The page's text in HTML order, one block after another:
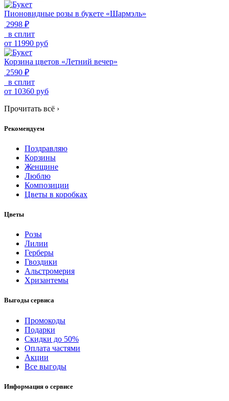
Пионовидные розы в букете «Шармэль»
2998 ₽
в сплит
от 11990 руб
Корзина цветов «Летний вечер»
2590 ₽
в сплит
от 10360 руб
Прочитать всё ›
Рекомендуем
Поздравляю
Корзины
Женщине
Люблю
Композиции
Цветы в коробках
Цветы
Розы
Лилии
Герберы
Гвоздики
Альстромерия
Хризантемы
Выгоды сервиса
Промокоды
Подарки
Скидки до 50%
Оплата частями
Акции
Все выгоды
Информация о сервисе